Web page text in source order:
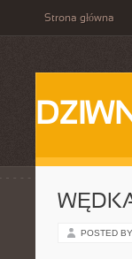
Strona główna
POSTED